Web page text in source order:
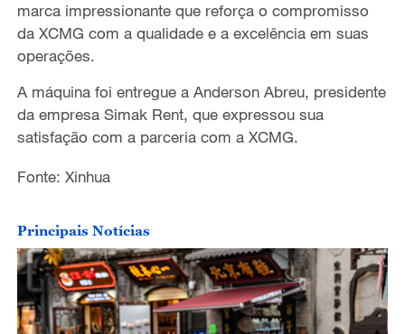
marca impressionante que reforça o compromisso
da XCMG com a qualidade e a excelência em suas
operações.
A máquina foi entregue a Anderson Abreu, presidente
da empresa Simak Rent, que expressou sua
satisfação com a parceria com a XCMG.
Fonte: Xinhua
Principais Notícias